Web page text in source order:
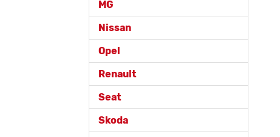
MG
Nissan
Opel
Renault
Seat
Skoda